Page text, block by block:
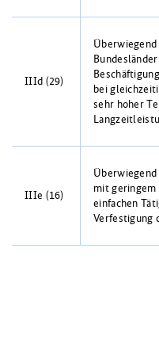
IIId (29)
Überwiegend
bei
sehr hoher
IIIe (16)
Überwiegend
mit
einfachen
Verfestigung